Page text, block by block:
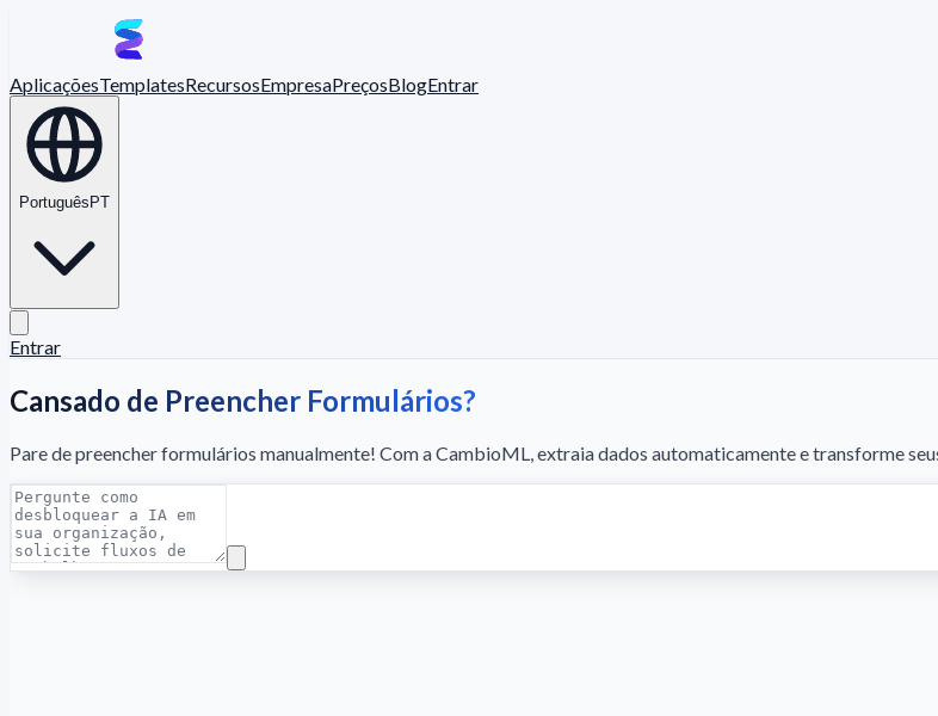
AplicaçõesTemplatesRecursosEmpresaPreçosBlogEntrar
Português PT
Entrar
Cansado de Preencher Formulários?
Pare de preencher formulários manualmente! Com a CambioML, extraia dados automaticamente e transforme